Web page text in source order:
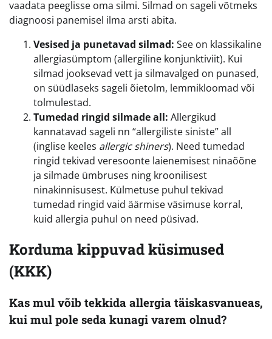
vaadata peeglisse oma silmi. Silmad on sageli võtmeks
diagnoosi panemisel ilma arsti abita.
Vesised ja punetavad silmad: See on klassikaline
allergiasümptom (allergiline konjunktiviit). Kui
silmad jooksevad vett ja silmavalged on punased,
on süüdlaseks sageli õietolm, lemmikloomad või
tolmulestad.
Tumedad ringid silmade all: Allergikud
kannatavad sageli nn “allergiliste siniste” all
(inglise keeles allergic shiners). Need tumedad
ringid tekivad veresoonte laienemisest ninaõõne
ja silmade ümbruses ning kroonilisest
ninakinnisusest. Külmetuse puhul tekivad
tumedad ringid vaid äärmise väsimuse korral,
kuid allergia puhul on need püsivad.
Korduma kippuvad küsimused
(KKK)
Kas mul võib tekkida allergia täiskasvanueas,
kui mul pole seda kunagi varem olnud?